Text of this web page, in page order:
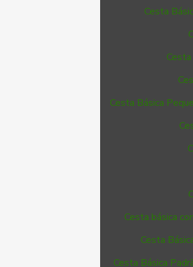
Cesta
Cesta Básica
Cesta básica
Cesta
Cesta Básica